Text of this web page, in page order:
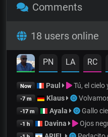
Comments
18 users online
PN LA RC
Now Paul Tú, el cielo
-7 m Klaus
-17 m Ayala Gallo
-1 h Davina Ojos